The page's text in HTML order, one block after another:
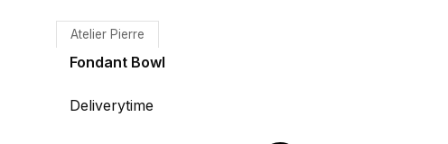
Atelier Pierre
Fondant Bowl
Deliverytime